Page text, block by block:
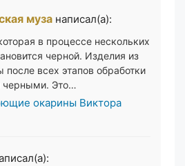
муза написал(а):
в процессе нескольких
черной. Изделия из
после всех этапов обработки
черными. Это…
окарины Виктора